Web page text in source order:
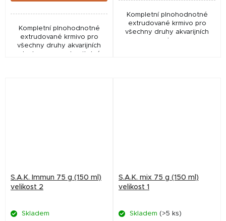
Kompletní plnohodnotné
extrudované krmivo pro
všechny druhy akvarijních
ryb. Je vysoce stravitelné,
Kompletní plnohodnotné
extrudované krmivo pro
všechny druhy akvarijních
ryb,
S.A.K. Immun 75 g (150 ml)
velikost 2
Skladem
S.A.K. mix 75 g (150 ml)
velikost 1
Skladem (>5 ks)